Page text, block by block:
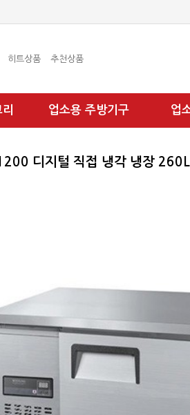
히트상품 추천상품
업소용 주방기구 업
디지털 직접 냉각 냉장